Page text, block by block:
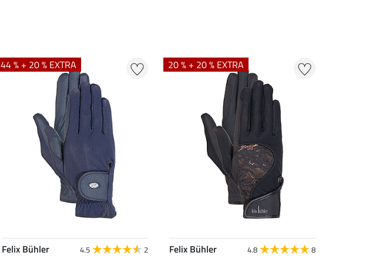
44 % + 20 % EXTRA
Felix Bühler 4.5 2
20 % + 20 % EXTRA
Felix Bühler 4.8 8